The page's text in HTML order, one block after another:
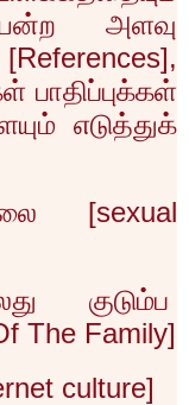
அளவு
References],
பாதிப்புக்கள்
எடுத்துக்
[sexual
குடும்ப
The Family]
culture]